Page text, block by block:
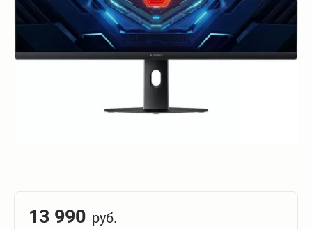
13 990 руб.